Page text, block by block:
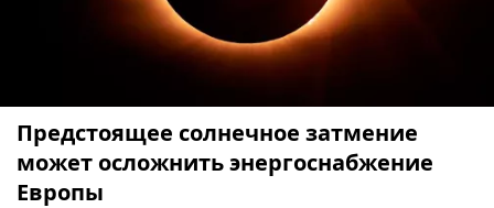
Предстоящее солнечное затмение
может осложнить энергоснабжение
Европы